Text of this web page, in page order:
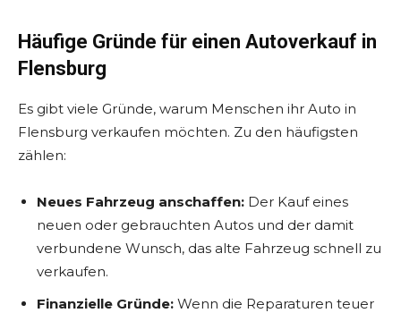
Häufige Gründe für einen Autoverkauf in
Flensburg
Es gibt viele Gründe, warum Menschen ihr Auto in
Flensburg verkaufen möchten. Zu den häufigsten
zählen:
Neues Fahrzeug anschaffen: Der Kauf eines
neuen oder gebrauchten Autos und der damit
verbundene Wunsch, das alte Fahrzeug schnell zu
verkaufen.
Finanzielle Gründe: Wenn die Reparaturen teuer